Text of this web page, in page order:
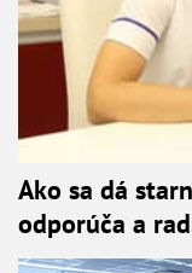
Ako sa dá
odporúča a